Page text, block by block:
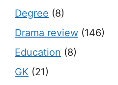
Degree (8)
Drama review (146)
Education (8)
GK (21)